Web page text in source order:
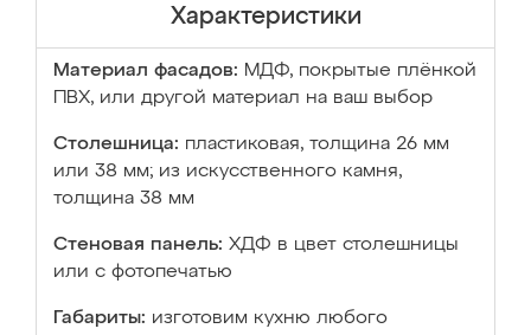
Характеристики
Материал фасадов: МДФ, покрытые плёнкой
ПВХ, или другой материал на ваш выбор
Столешница: пластиковая, толщина 26 мм
или 38 мм; из искусственного камня,
толщина 38 мм
Стеновая панель: ХДФ в цвет столешницы
или с фотопечатью
Габариты: изготовим кухню любого